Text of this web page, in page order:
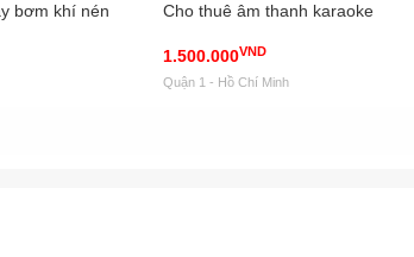
bơm khí nén Cho thuê âm thanh karaoke
1.500.000VND
Quận 1 - Hồ Chí Minh